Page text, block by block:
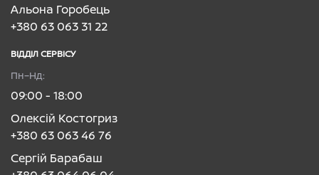
Альона Горобець
+380 63 063 31 22
ВІДДІЛ CЕРВІСУ
Пн–Нд:
09:00 - 18:00
Олексій Костогриз
+380 63 063 46 76
Сергій Барабаш